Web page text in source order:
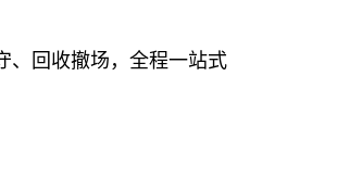
、回收撤场，全程一站式